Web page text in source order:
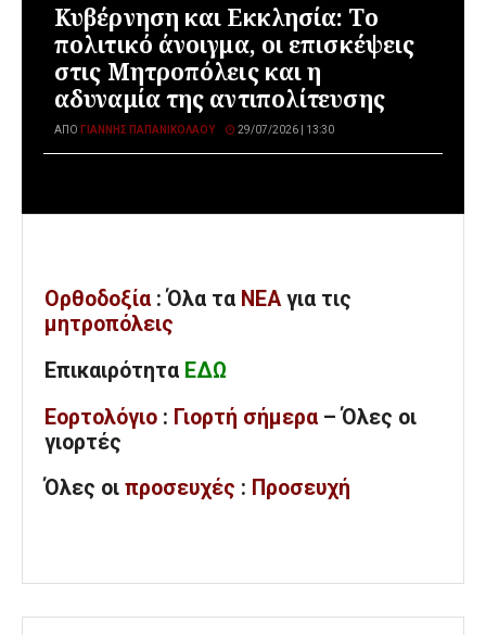
Κυβέρνηση και Εκκλησία: Το
πολιτικό άνοιγμα, οι επισκέψεις
στις Μητροπόλεις και η
αδυναμία της αντιπολίτευσης
ΑΠΌ ΓΙΆΝΝΗΣ ΠΑΠΑΝΙΚΟΛΆΟΥ 29/07/2026 | 13:30
Ορθοδοξία : Όλα τα ΝΕΑ για τις
μητροπόλεις
Επικαιρότητα ΕΔΩ
Εορτολόγιο : Γιορτή σήμερα – Όλες οι
γιορτές
Όλες οι προσευχές : Προσευχή